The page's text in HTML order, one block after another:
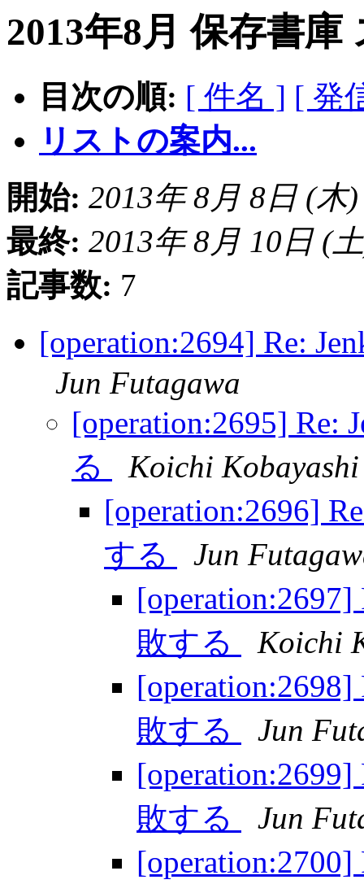
2013年8月 保存書庫
目次の順: [ 件名 ] [ 発
リストの案内...
開始: 2013年 8月 8日 (木
最終: 2013年 8月 10日 (
記事数: 7
[operation:2694] Re:
Jun Futagawa
[operation:2695] Re:
る
Koichi Kobayashi
[operation:2696]
する
Jun
敗する
Koichi
敗する
Jun
敗する
Jun